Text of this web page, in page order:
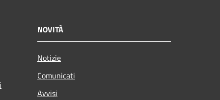
NOVITÀ
Notizie
Comunicati
Avvisi